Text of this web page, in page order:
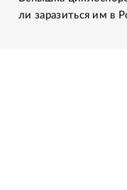
ли заразиться им в